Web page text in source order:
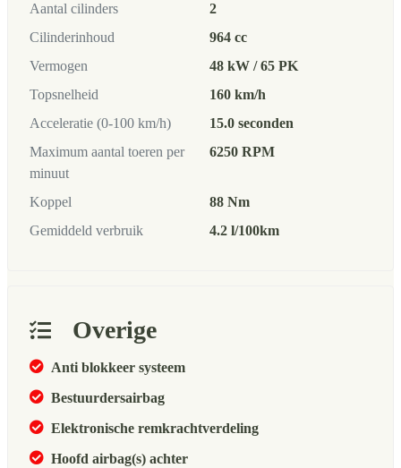
Aantal cilinders
2
Cilinderinhoud
964 cc
Vermogen
48 kW / 65 PK
Topsnelheid
160 km/h
Acceleratie (0-100 km/h)
15.0 seconden
Maximum aantal toeren per
minuut
6250 RPM
Koppel
88 Nm
Gemiddeld verbruik
4.2 l/100km
Overige
Anti blokkeer systeem
Bestuurdersairbag
Elektronische remkrachtverdeling
Hoofd airbag(s) achter